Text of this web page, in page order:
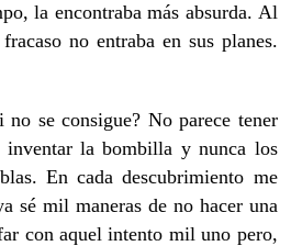
la encontraba más absurda. Al
no entraba en sus planes.
se consigue? No parece tener
inventar la bombilla y nunca los
En cada descubrimiento me
sé mil maneras de no hacer una
con aquel intento mil uno pero,